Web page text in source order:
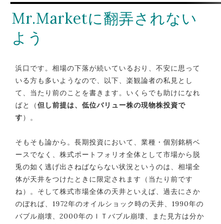
Mr.Marketに翻弄されない
よう
浜口です。相場の下落が続いているおり、不安に思って
いる方も多いようなので、以下、楽観論者の私見とし
て、当たり前のことを書きます。いくらでも助けになれ
ばと（但し前提は、低位バリュー株の現物株投資で
す）。
そもそも論から。長期投資において、業種・個別銘柄ベ
ースでなく、株式ポートフォリオ全体として市場から脱
兎の如く逃げ出さねばならない状況というのは、相場全
体が天井をつけたときに限定されます（当たり前です
ね）。そして株式市場全体の天井といえば、過去にさか
のぼれば、1972年のオイルショック時の天井、1990年の
バブル崩壊、2000年のＩＴバブル崩壊、また見方は分か